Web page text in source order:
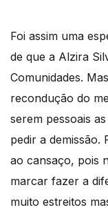
Foi assim uma
de que a Alzira
Comunidades.
recondução do
serem pessoais
pedir a demissão.
ao cansaço, pois
marcar fazer a
muito estreitos